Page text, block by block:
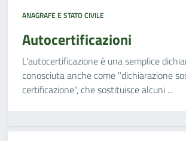
ANAGRAFE E STATO CIVILE
Autocertificazioni
L'autocertificazione è una semplice
conosciuta anche come "dichiarazione
certificazione", che sostituisce alcuni ...